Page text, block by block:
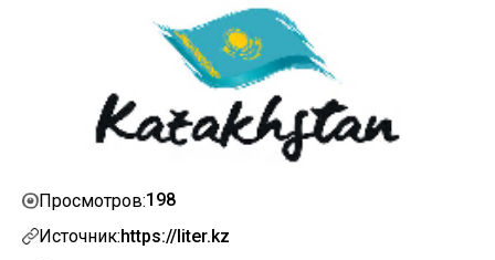
Просмотров:198
Источник:https://liter.kz